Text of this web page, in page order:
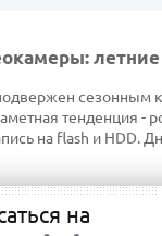
сезонным
тенденция -
на flash и HDD.
на